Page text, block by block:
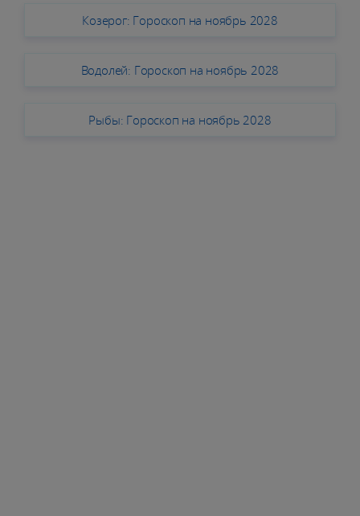
Козерог: Гороскоп на ноябрь 2028
Водолей: Гороскоп на ноябрь 2028
Рыбы: Гороскоп на ноябрь 2028